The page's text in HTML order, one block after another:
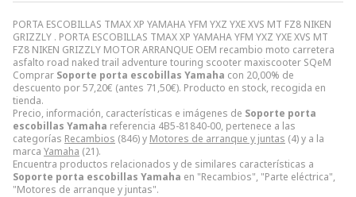
PORTA ESCOBILLAS TMAX XP YAMAHA YFM YXZ YXE XVS MT FZ8 NIKEN
GRIZZLY . PORTA ESCOBILLAS TMAX XP YAMAHA YFM YXZ YXE XVS MT
FZ8 NIKEN GRIZZLY MOTOR ARRANQUE OEM recambio moto carretera
asfalto road naked trail adventure touring scooter maxiscooter SQeM
Comprar Soporte porta escobillas Yamaha con 20,00% de
descuento por57,20€ (antes 71,50€). Producto en stock, recogida en
tienda.
Precio, información, características e imágenes de Soporte porta
escobillas Yamaha referencia 4B5-81840-00, pertenece a las
categorías Recambios (846) y Motores de arranque y juntas (4) y a la
marca Yamaha (21).
Encuentra productos relacionados y de similares características a
Soporte porta escobillas Yamaha en "Recambios", "Parte eléctrica",
"Motores de arranque y juntas".